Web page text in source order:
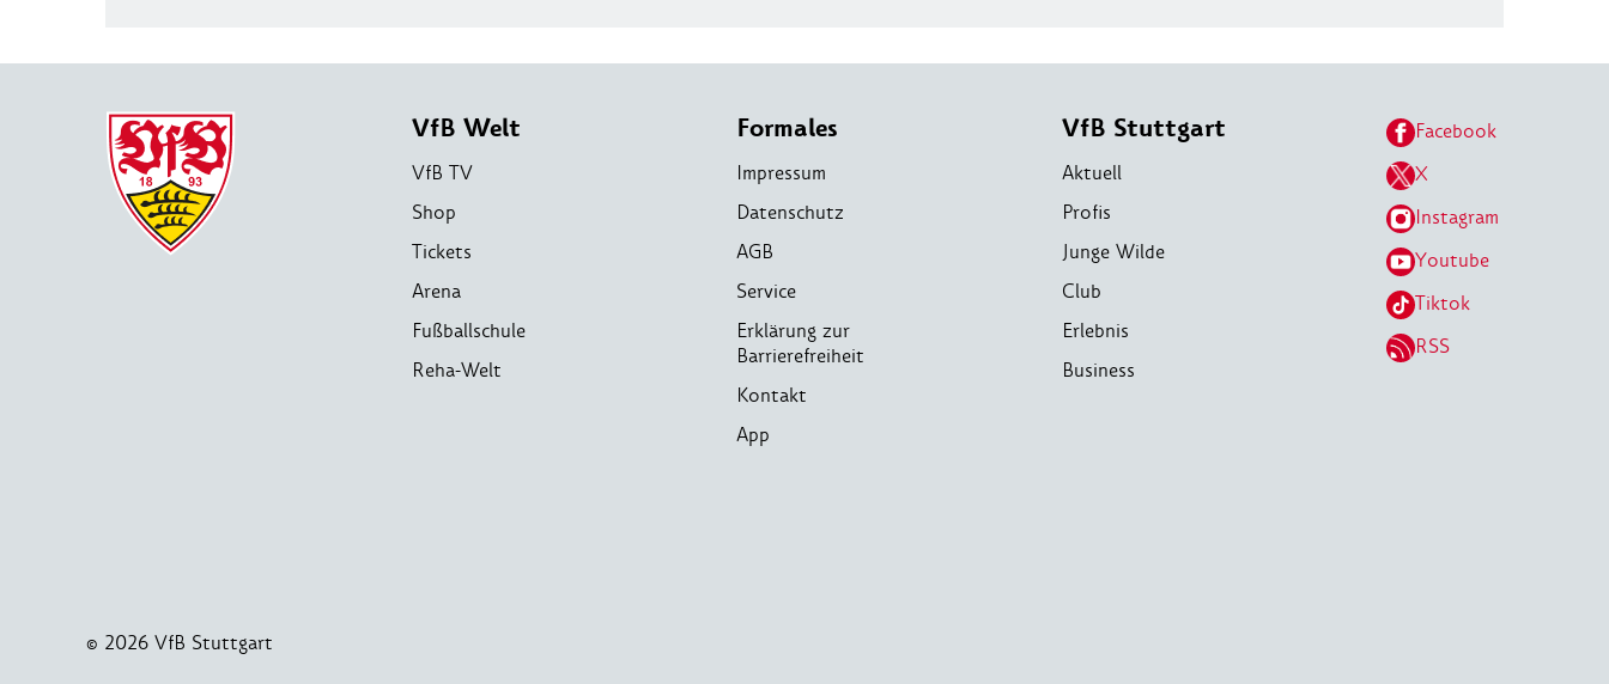
VfB Welt
VfB TV
Shop
Tickets
Arena
Fußballschule
Reha-Welt
Formales
Impressum
Datenschutz
AGB
Service
Erklärung zur
Barrierefreiheit
Kontakt
App
VfB Stuttgart
Aktuell
Profis
Junge Wilde
Club
Erlebnis
Business
Facebook
X
Instagram
Youtube
Tiktok
RSS
© 2026 VfB Stuttgart